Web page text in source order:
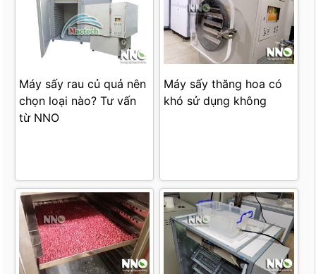
Máy sấy rau củ quả nên
chọn loại nào? Tư vấn
từ NNO
Máy sấy thăng hoa có
khó sử dụng không